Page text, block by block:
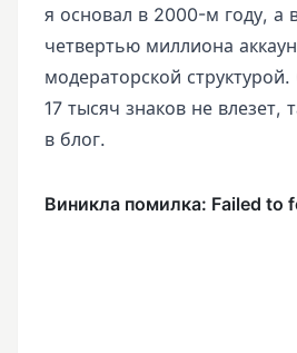
я основал в 2000-м году, а
четвертью миллиона
модераторской
17 тысяч знаков не влезет,
в блог.